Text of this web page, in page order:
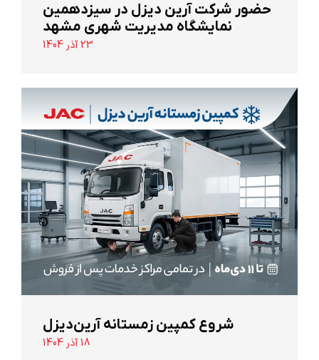
حضور شرکت آرین ‌دیزل در سیزدهمین
نمایشگاه مدیریت شهری مشهد
23 آذر 1404
شروع کمپین زمستانه آرین‌دیزل
18 آذر 1404